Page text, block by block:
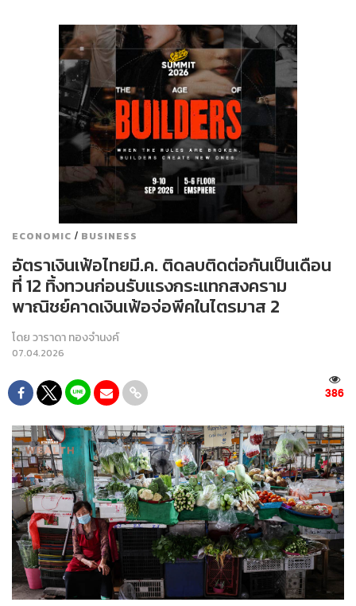
ECONOMIC / BUSINESS
อัตราเงินเฟ้อไทยมี.ค. ติดลบติดต่อกันเป็นเดือน
ที่ 12 ทิ้งทวนก่อนรับแรงกระแทกสงคราม
พาณิชย์คาดเงินเฟ้อจ่อพีคในไตรมาส 2
โดยวาราดา ทองจำนงค์
07.04.2026
386